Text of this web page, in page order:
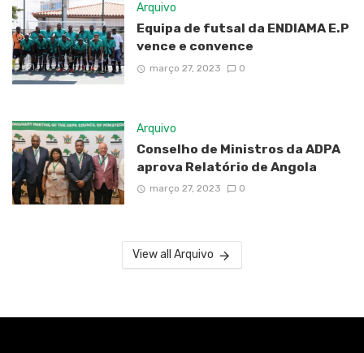
Arquivo
Equipa de futsal da ENDIAMA E.P
vence e convence
março 27, 2023 0
Arquivo
Conselho de Ministros da ADPA
aprova Relatório de Angola
março 27, 2023 0
View all Arquivo